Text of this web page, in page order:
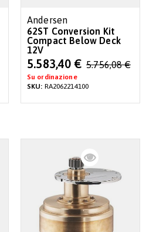
Andersen
62ST Conversion Kit
Compact Below Deck
12V
Special
Price
5.583,40 € 5.756,08 €
Su ordinazione
SKU: RA2062214100